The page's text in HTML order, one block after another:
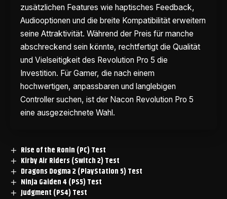
zusätzlichen Features wie haptisches Feedback,
Audiooptionen und die breite Kompatibilität erweitern
seine Attraktivität. Während der Preis für manche
abschreckend sein könnte, rechtfertigt die Qualität
und Vielseitigkeit des Revolution Pro 5 die
Investition. Für Gamer, die nach einem
hochwertigen, anpassbaren und langlebigen
Controller suchen, ist der Nacon Revolution Pro 5
eine ausgezeichnete Wahl.
Rise of the Ronin (PC) Test
Kirby Air Riders (Switch 2) Test
Dragons Dogma 2 (PlayStation 5) Test
Ninja Gaiden 4 (PS5) Test
Judgment (PS4) Test